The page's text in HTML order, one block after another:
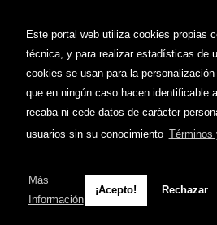
Este portal web utiliza cookies propias
técnica, y para realizar estadísticas de
cookies se usan para la personalización
que en ningún caso hacen identificable
recaba ni cede datos de carácter
usuarios sin su conocimiento Términos
Más
Información
¡Acepto! Rechazar
Contacto Aviso Legal
Política de envíos
Política de